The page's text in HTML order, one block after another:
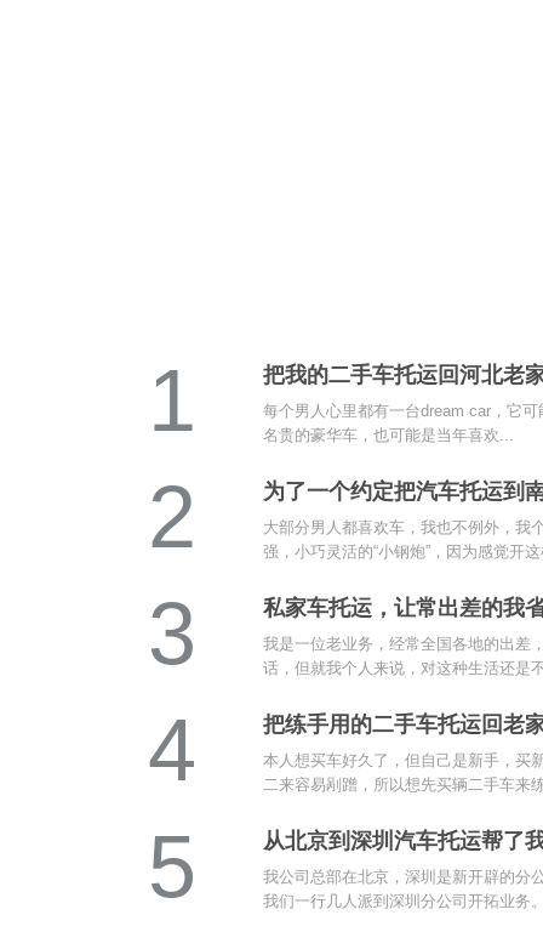
1 把我的二手车托运回河北老
每个男人心里都有一台dream car，它
名贵的豪华车，也可能是当年喜欢...
2 为了一个约定把汽车托运到
大部分男人都喜欢车，我也不例外，我
强，小巧灵活的“小钢炮”，因为感觉开
3
私家车托运，让常出差的我
钱！
我是一位老业务，经常全国各地的出差
话，但就我个人来说，对这种生活还是
4 把练手用的二手车托运回老
本人想买车好久了，但自己是新手，买
二来容易剐蹭，所以想先买辆二手车来
5 从北京到深圳汽车托运帮了
我公司总部在北京，深圳是新开辟的分
我们一行几人派到深圳分公司开拓业务